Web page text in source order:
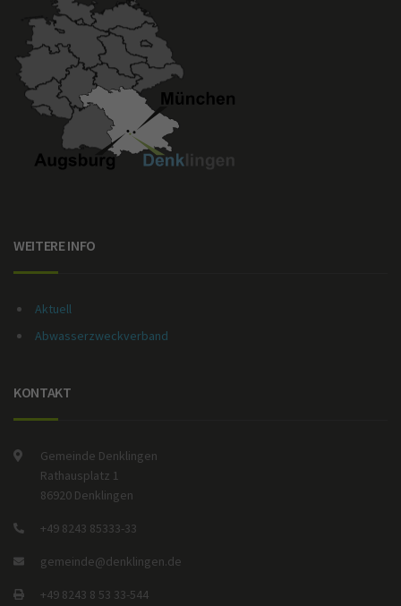
WEITERE INFO
Aktuell
Abwasserzweckverband
KONTAKT
Gemeinde Denklingen
Rathausplatz 1
86920 Denklingen
+49 8243 85333-33
gemeinde@denklingen.de
+49 8243 8 53 33-544